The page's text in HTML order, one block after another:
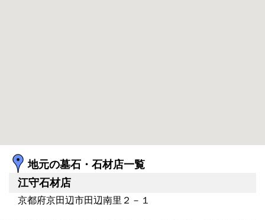
地元の墓石・石材店一覧
江守石材店
京都府京田辺市田辺南里２－１